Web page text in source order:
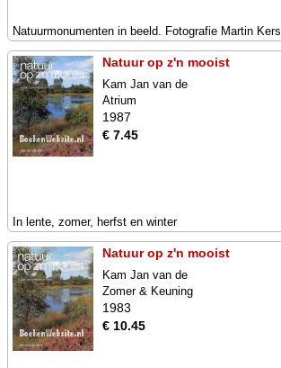
Natuurmonumenten in beeld. Fotografie Martin Kers
Natuur op z'n mooist
Kam Jan van de
Atrium
1987
€ 7.45
In lente, zomer, herfst en winter
Natuur op z'n mooist
Kam Jan van de
Zomer & Keuning
1983
€ 10.45